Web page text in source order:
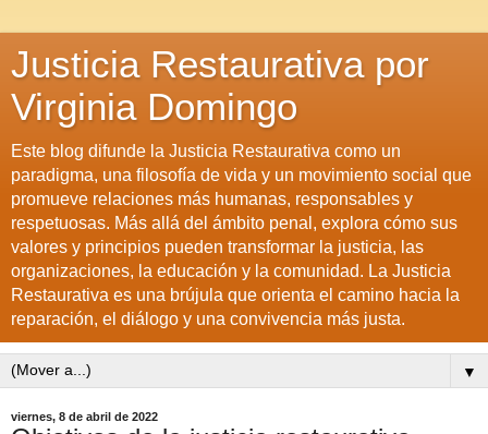
Justicia Restaurativa por
Virginia Domingo
Este blog difunde la Justicia Restaurativa como un
paradigma, una filosofía de vida y un movimiento social que
promueve relaciones más humanas, responsables y
respetuosas. Más allá del ámbito penal, explora cómo sus
valores y principios pueden transformar la justicia, las
organizaciones, la educación y la comunidad. La Justicia
Restaurativa es una brújula que orienta el camino hacia la
reparación, el diálogo y una convivencia más justa.
▼
viernes, 8 de abril de 2022